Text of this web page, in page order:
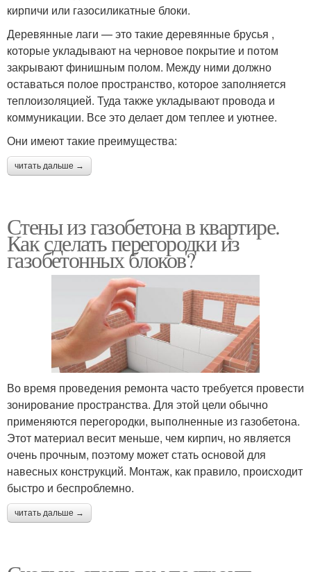
кирпичи или газосиликатные блоки.
Деревянные лаги — это такие деревянные брусья ,
которые укладывают на черновое покрытие и потом
закрывают финишным полом. Между ними должно
оставаться полое пространство, которое заполняется
теплоизоляцией. Туда также укладывают провода и
коммуникации. Все это делает дом теплее и уютнее.
Они имеют такие преимущества:
читать дальше →
Стены из газобетона в квартире.
Как сделать перегородки из
газобетонных блоков?
Во время проведения ремонта часто требуется провести
зонирование пространства. Для этой цели обычно
применяются перегородки, выполненные из газобетона.
Этот материал весит меньше, чем кирпич, но является
очень прочным, поэтому может стать основой для
навесных конструкций. Монтаж, как правило, происходит
быстро и беспроблемно.
читать дальше →